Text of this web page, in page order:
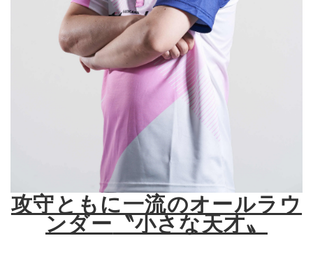
攻守ともに一流のオールラウ
ンダー 〝小さな天才〟